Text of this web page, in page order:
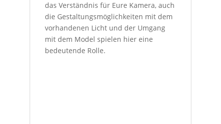
das Verständnis für Eure Kamera, auch
die Gestaltungsmöglichkeiten mit dem
vorhandenen Licht und der Umgang
mit dem Model spielen hier eine
bedeutende Rolle.